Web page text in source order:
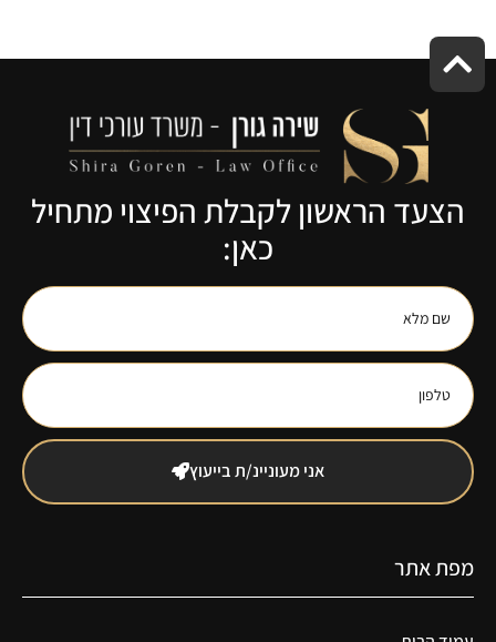
הצעד הראשון לקבלת הפיצוי מתחיל
כאן:
אני מעוניינ/ת בייעוץ
מפת אתר